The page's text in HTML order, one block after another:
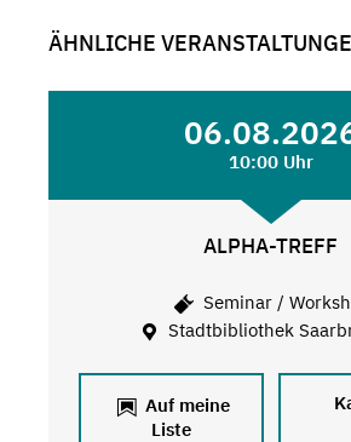
ÄHNLICHE
10:00 Uhr
ALPHA-TREFF
Seminar /
Stadtbibliothek
Auf meine
Liste